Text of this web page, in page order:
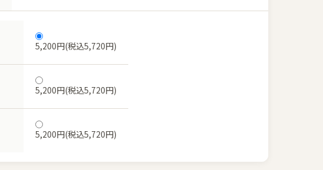
5,200円(税込5,720円)
5,200円(税込5,720円)
5,200円(税込5,720円)